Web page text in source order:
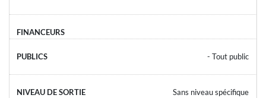
- Tout public
Sans niveau spécifique